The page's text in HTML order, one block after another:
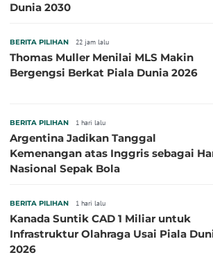
Dunia 2030
BERITA PILIHAN 22 jam lalu
Thomas Muller Menilai MLS Makin
Bergengsi Berkat Piala Dunia 2026
BERITA PILIHAN 1 hari lalu
Argentina Jadikan Tanggal
Kemenangan atas Inggris sebagai
Nasional Sepak Bola
BERITA PILIHAN 1 hari lalu
Kanada Suntik CAD 1 Miliar untuk
Infrastruktur Olahraga Usai Piala
2026